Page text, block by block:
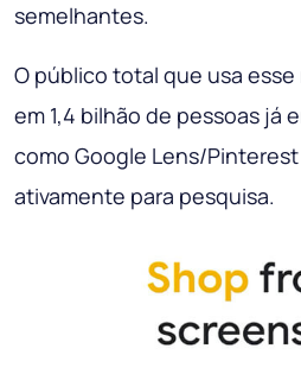
semelhantes.
O público total que usa
em 1,4 bilhão de pessoas já
como Google Lens/
ativamente para pesquisa.